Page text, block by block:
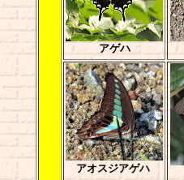
アゲハ
アオスジアゲハ